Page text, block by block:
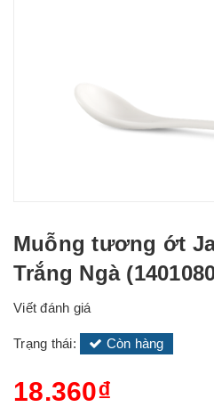
Muỗng tương ớt
Trắng Ngà
Viết đánh giá
Trạng thái: Còn hàng
18.360₫